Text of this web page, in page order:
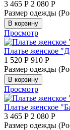
3 465 Р 2 080 Р
Размер одежды
В корзину
Просмотр
Платье женское
1 520 Р 910 Р
Размер одежды
В корзину
Просмотр
Платье женское
3 465 Р 2 080 Р
Размер одежды